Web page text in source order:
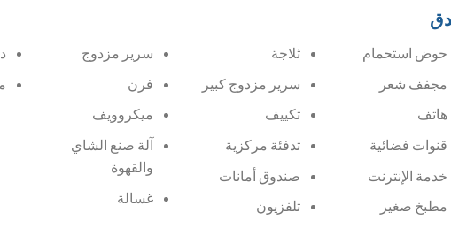
حوض استحمام
مجفف شعر
هاتف
قنوات فضائية
خدمة الإنترنت
مطبخ صغير
ثلاجة
سرير مزدوج كبير
تكييف
تدفئة مركزية
صندوق أمانات
تلفزيون
سرير مزدوج
فرن
ميكروويف
آلة صنع الشاي
والقهوة
غسالة